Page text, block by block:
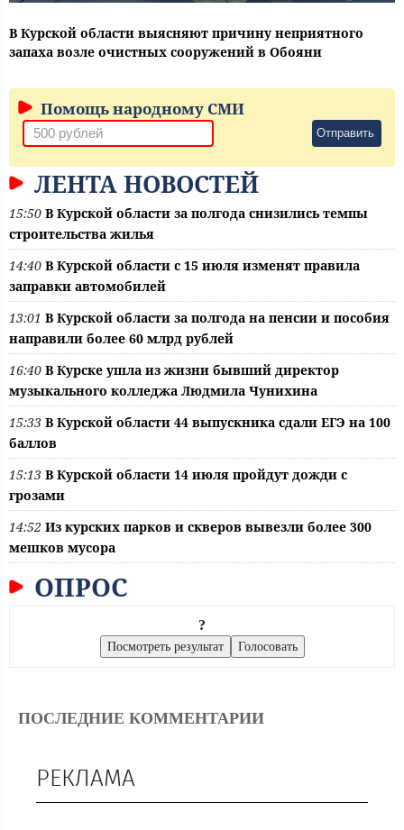
В Курской области выясняют причину неприятного
запаха возле очистных сооружений в Обояни
Помощь народному СМИ
Отправить
ЛЕНТА НОВОСТЕЙ
15:50 В Курской области за полгода снизились темпы
строительства жилья
14:40 В Курской области с 15 июля изменят правила
заправки автомобилей
13:01 В Курской области за полгода на пенсии и пособия
направили более 60 млрд рублей
16:40 В Курске ушла из жизни бывший директор
музыкального колледжа Людмила Чунихина
15:33 В Курской области 44 выпускника сдали ЕГЭ на 100
баллов
15:13 В Курской области 14 июля пройдут дожди с
грозами
14:52 Из курских парков и скверов вывезли более 300
мешков мусора
ОПРОС
?
ПОСЛЕДНИЕ КОММЕНТАРИИ
РЕКЛАМА